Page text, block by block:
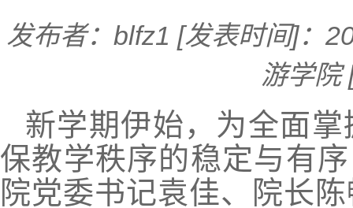
发布者：blfz1 [发表时间]：
游学院
新学期伊始，为全面
保教学秩序的稳定与有
院党委书记袁佳、院长